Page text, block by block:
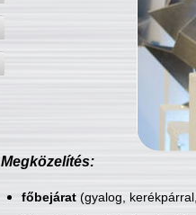
Megközelítés:
főbejárat(gyalog,